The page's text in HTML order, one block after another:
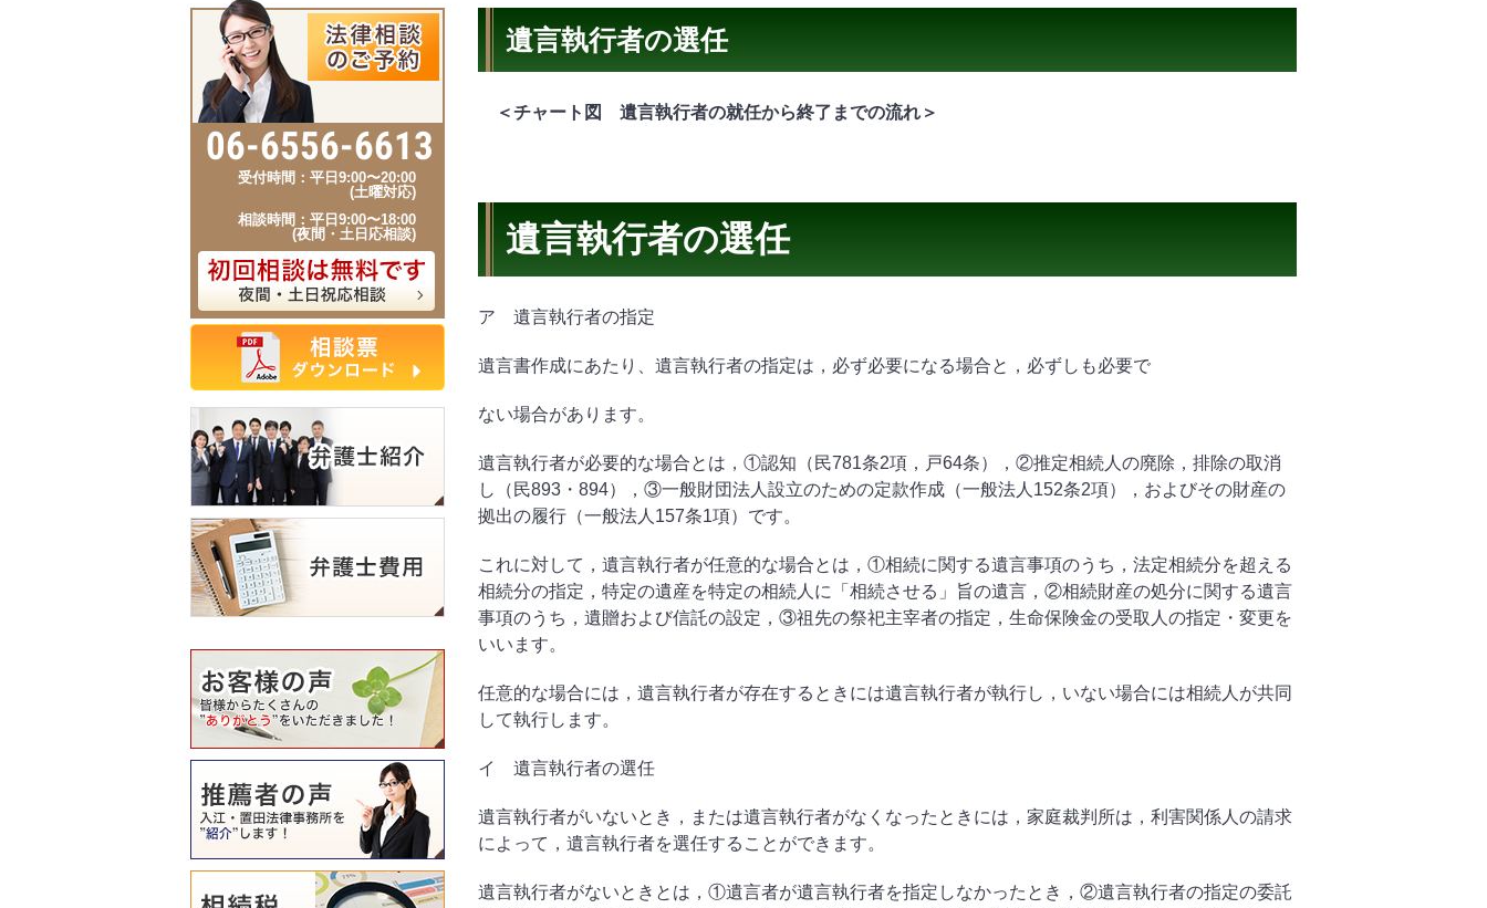
遺言執行者の選任
＜チャート図 遺言執行者の就任から終了までの流れ＞
遺言執行者の選任
ア 遺言執行者の指定
遺言書作成にあたり、遺言執行者の指定は，必ず必要になる場合と，必ずしも必要で
ない場合があります。
遺言執行者が必要的な場合とは，①認知（民781条2項，戸64条），②推定相続人の廃除，排除の取消
し（民893 ・ 894），③一般財団法人設立のための定款作成（一般法人 152条2項），およびその財産の
拠出の履行（一般法人 157条1項）です。
これに対して，遺言執行者が任意的な場合とは，①相続に関する遺言事項のうち，法定相続分を超える
相続分の指定，特定の遺産を特定の相続人に「相続させる」旨の遺言， ②相続財産の処分に関する遺言
事項のうち，遺贈および信託の設定， ③祖先の祭祀主宰者の指定，生命保険金の受取人の指定・変更を
いいます。
任意的な場合には，遺言執行者が存在するときには遺言執行者が執行し，いない場合には相続人が共同
して執行します。
イ 遺言執行者の選任
遺言執行者がいないとき，または遺言執行者がなくなったときには，家庭裁判所は，利害関係人の請求
によって，遺言執行者を選任することができます。
遺言執行者がないときとは，①遺言者が遺言執行者を指定しなかったとき，②遺言執行者の指定の委託
06-6556-6613
受付時間：平日9:00〜20:00
(土曜対応)
相談時間：平日9:00〜18:00
(夜間・土日応相談)